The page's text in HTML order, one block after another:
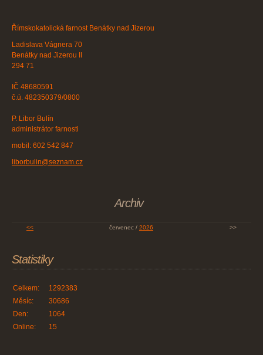
Římskokatolická farnost Benátky nad Jizerou
Ladislava Vágnera 70
Benátky nad Jizerou II
294 71
IČ 48680591
č.ú. 482350379/0800
P. Libor Bulín
administrátor farnosti
mobil: 602 542 847
liborbulin@seznam.cz
Archiv
<< červenec / 2026 >>
Statistiky
Online: 15
Celkem:
1292383
Měsíc:
30686
Den:
1064